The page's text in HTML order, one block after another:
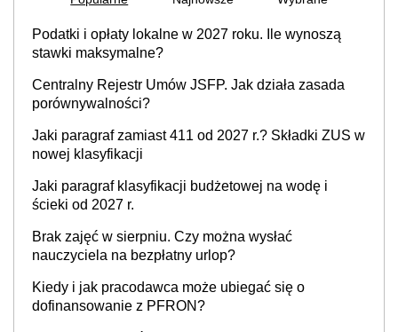
Podatki i opłaty lokalne w 2027 roku. Ile wynoszą
stawki maksymalne?
Centralny Rejestr Umów JSFP. Jak działa zasada
porównywalności?
Jaki paragraf zamiast 411 od 2027 r.? Składki ZUS w
nowej klasyfikacji
Jaki paragraf klasyfikacji budżetowej na wodę i
ścieki od 2027 r.
Brak zajęć w sierpniu. Czy można wysłać
nauczyciela na bezpłatny urlop?
Kiedy i jak pracodawca może ubiegać się o
dofinansowanie z PFRON?